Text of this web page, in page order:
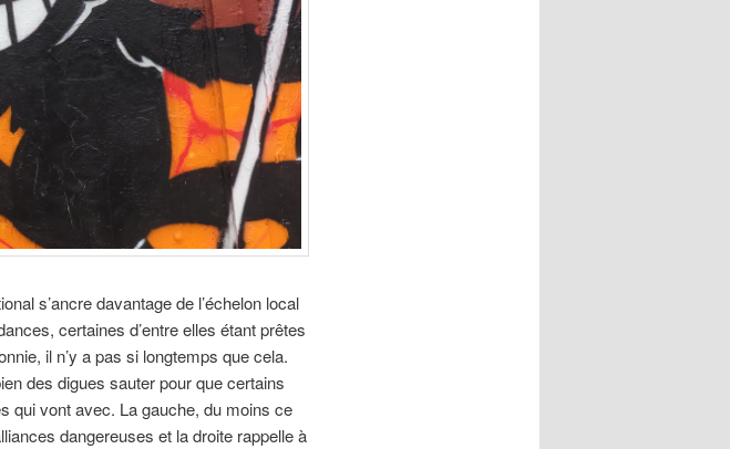
s’ancre davantage de l’échelon local
certaines d’entre elles étant prêtes
il n’y a pas si longtemps que cela.
des digues sauter pour que certains
qui vont avec. La gauche, du moins ce
dangereuses et la droite rappelle à